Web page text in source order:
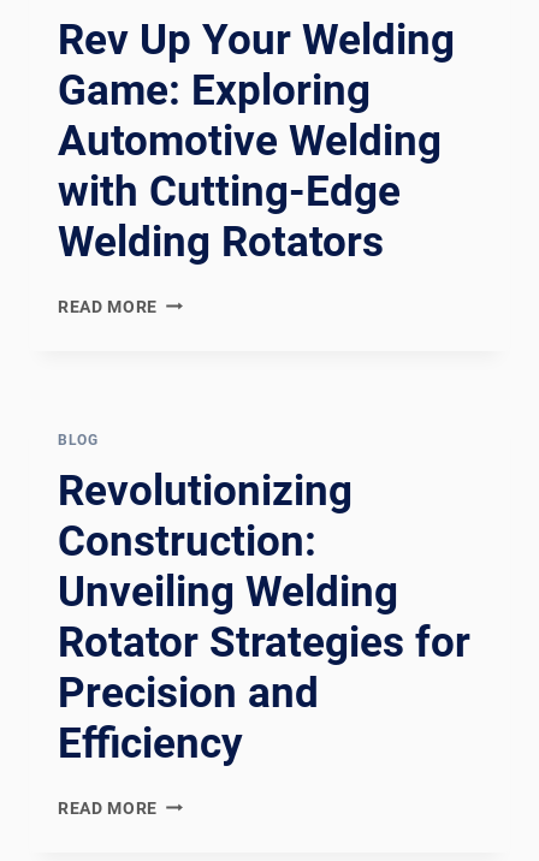
WELDING
ROTATORS
Rev Up Your Welding
Game: Exploring
Automotive Welding
with Cutting-Edge
Welding Rotators
READ MORE REV
WELDING
CUTTING-
EDGE
WELDING
ROTATORS
BLOG
Revolutionizing
Construction:
Unveiling Welding
Rotator Strategies for
Precision and
Efficiency
READ MORE REVOLUTIONIZING